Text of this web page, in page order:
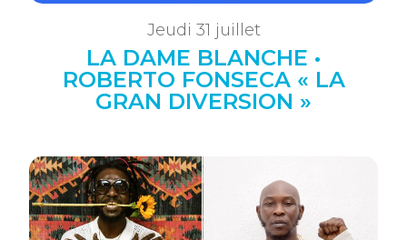
Jeudi 31 juillet
LA DAME BLANCHE •
ROBERTO FONSECA « LA
GRAN DIVERSION »